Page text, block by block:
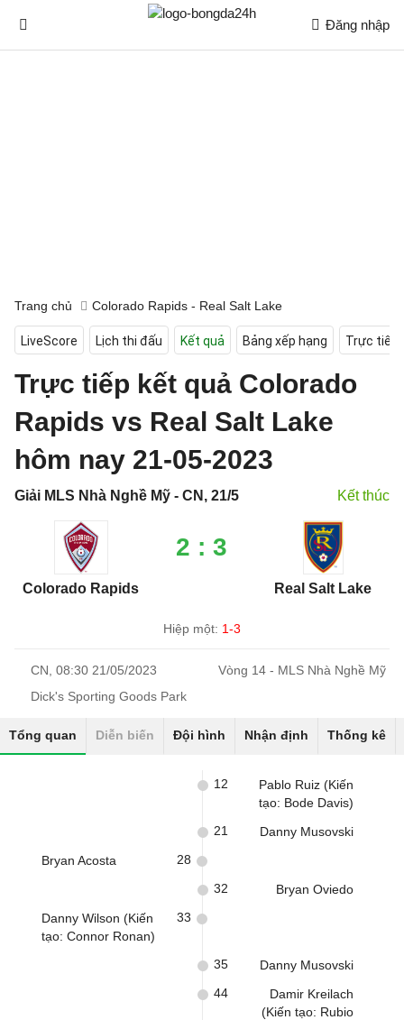
Đăng nhập
Trang chủ Colorado Rapids - Real Salt Lake
LiveScore Lịch thi đấu Kết quả Bảng xếp hạng Trực tiếp
Trực tiếp kết quả Colorado
Rapids vs Real Salt Lake
hôm nay 21-05-2023
Giải MLS Nhà Nghề Mỹ - CN, 21/5 Kết thúc
Colorado Rapids
2 : 3
Real Salt Lake
Hiệp một: 1-3
CN, 08:30 21/05/2023
Vòng 14 - MLS Nhà Nghề Mỹ
Dick's Sporting Goods Park
Tổng quan Diễn biến Đội hình Nhận định Thống kê
Pablo Ruiz (Kiến
tạo: Bode Davis)
12
Danny Musovski
21
Bryan Acosta 28
Bryan Oviedo
32
Danny Wilson (Kiến
tạo: Connor Ronan)
33
Danny Musovski
35
Damir Kreilach
(Kiến tạo: Rubio
44